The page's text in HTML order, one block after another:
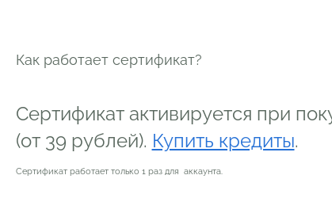
Как работает сертификат?
Сертификат активируется при
(от 39 рублей). Купить кредиты.
Сертификат работает только 1 раз для аккаунта.